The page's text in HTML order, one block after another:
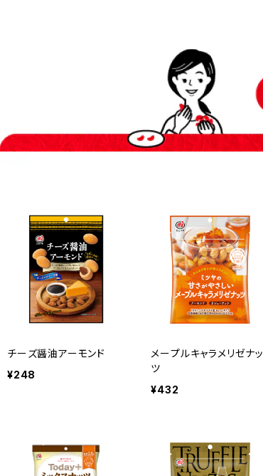
チーズ醤油アーモンド
¥248
メープルキャラメリゼナッ
ツ
¥432